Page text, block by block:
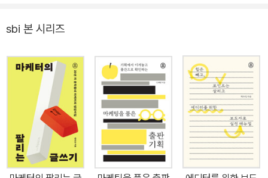
출판 기획과 마케팅을 더 효율적으로 진행하도록 도울 수 있다. 물론
정확성이나 윤리적 문제 등 아직은 해결해야 할 과제도 있지만, 뛰어
난 조력자로서 AI 활용을 더는 늦춰서는 안 되는 것이 현실이다. 인간
의 전문성과 창의성을 AI와 결합하여 업무 효율성을 높이고, 독자에
게 더욱 풍부하고 다양한 콘텐츠를 제공하기 위해 이제 출판 업무에
서 AI 활용은 필수가 되었다. 『출판인을 위한 AI 활용법』은 개발자 출
신의 IT 출판사 대표인 저자가 직접 적용해본 사례를 중심으로 출판
업무 각 분야에서 AI를 활용해 효과적인 결과물을 이끌어내는 방법을
친절하게 설명해준다. AI를 활용해 정보를 다루는 방법부터 다양한 A
sbi 본 시리즈